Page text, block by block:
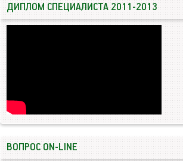
ДИПЛОМ СПЕЦИАЛИСТА 2011-2013
ВОПРОС ON-LINE